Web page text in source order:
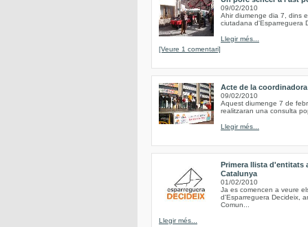
09/02/2010
Ahir diumenge dia 7, dins
ciutadana d'Esparreguera
Llegir més...
[Veure 1 comentari]
Acte de la
09/02/2010
Aquest diumenge 7 de
realitzaran una consulta
Llegir més...
Primera llista d'entitats
Catalunya
01/02/2010
Ja es comencen a veure
d'Esparreguera Decideix,
Comun...
Llegir més...